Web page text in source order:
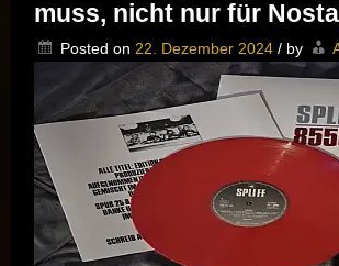
+
/
incl.
Dokumentation
„Tempo
82“
erschienen
muss, nicht nur für
Posted on 22. Dezember 2024 / by